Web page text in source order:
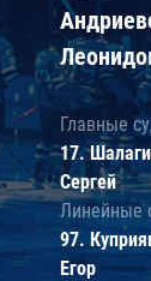
Главные
17.
Сергей
Линейные
97.
Егор